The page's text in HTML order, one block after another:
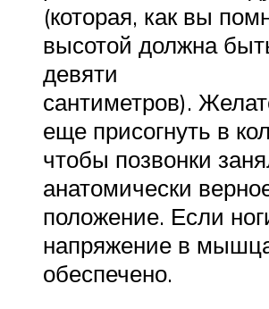
(которая, как вы
высотой должна
девяти
сантиметров).
еще присогнуть в
чтобы позвонки
анатомически
положение. Если
напряжение в
обеспечено.